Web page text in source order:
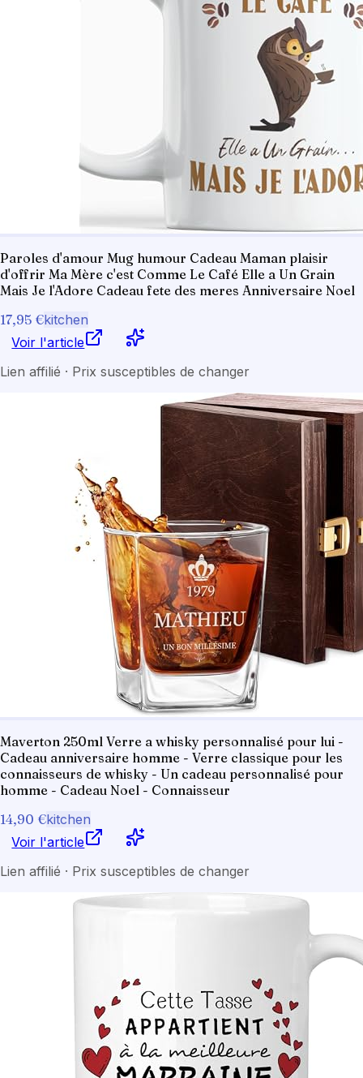
Paroles d'amour Mug humour Cadeau Maman plaisir
d'offrir Ma Mère c'est Comme Le Café Elle a Un Grain
Mais Je l'Adore Cadeau fete des meres Anniversaire Noel
17,95 €kitchen
Voir l'article
Lien affilié · Prix susceptibles de changer
Maverton 250ml Verre a whisky personnalisé pour lui -
Cadeau anniversaire homme - Verre classique pour les
connaisseurs de whisky - Un cadeau personnalisé pour
homme - Cadeau Noel - Connaisseur
14,90 €kitchen
Voir l'article
Lien affilié · Prix susceptibles de changer